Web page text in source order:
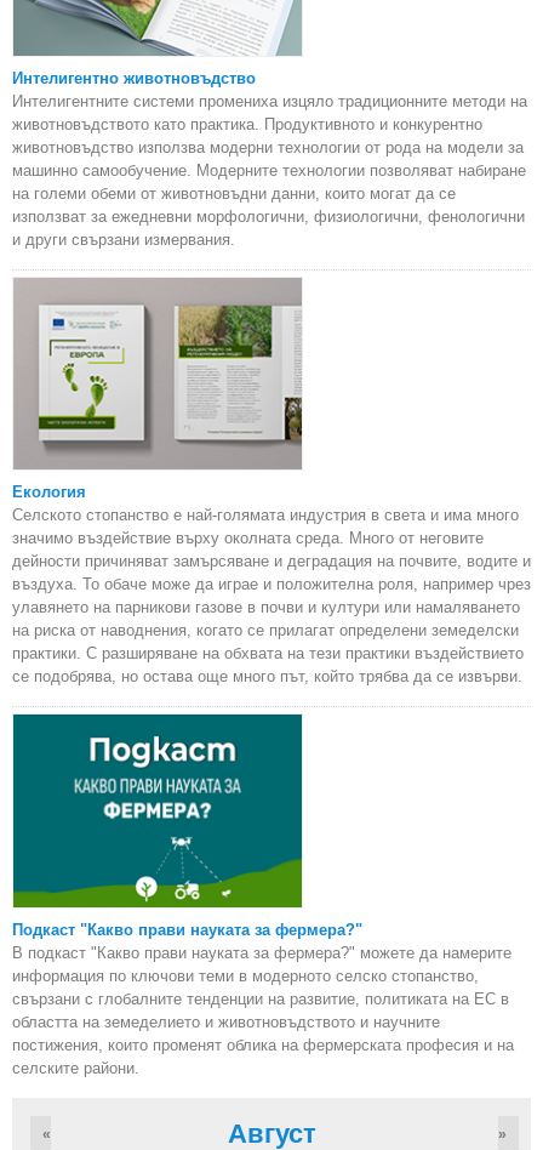
Интелигентно животновъдство
Интелигентните системи промениха изцяло традиционните методи на
животновъдството като практика. Продуктивното и конкурентно
животновъдство използва модерни технологии от рода на модели за
машинно самообучение. Модерните технологии позволяват набиране
на големи обеми от животновъдни данни, които могат да се
използват за ежедневни морфологични, физиологични, фенологични
и други свързани измервания.
Екология
Селското стопанство е най-голямата индустрия в света и има много
значимо въздействие върху околната среда. Много от неговите
дейности причиняват замърсяване и деградация на почвите, водите и
въздуха. То обаче може да играе и положителна роля, например чрез
улавянето на парникови газове в почви и култури или намаляването
на риска от наводнения, когато се прилагат определени земеделски
практики. С разширяване на обхвата на тези практики въздействието
се подобрява, но остава още много път, който трябва да се извърви.
Подкаст "Какво прави науката за фермера?"
В подкаст "Какво прави науката за фермера?" можете да намерите
информация по ключови теми в модерното селско стопанство,
свързани с глобалните тенденции на развитие, политиката на ЕС в
областта на земеделието и животновъдството и научните
постижения, които променят облика на фермерската професия и на
селските райони.
Август
« »